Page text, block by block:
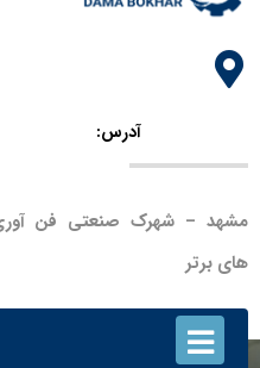
آدرس:
مشهد – شهرک صنعتی فن
های برتر